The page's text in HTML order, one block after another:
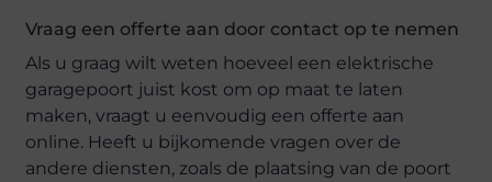
Vraag een offerte aan door contact op te nemen
Als u graag wilt weten hoeveel een elektrische
garagepoort juist kost om op maat te laten
maken, vraagt u eenvoudig een offerte aan
online. Heeft u bijkomende vragen over de
andere diensten, zoals de plaatsing van de poort